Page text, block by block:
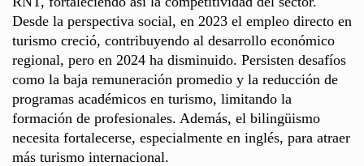
Desde la perspectiva social, en 2023 el empleo directo en
turismo creció, contribuyendo al desarrollo económico
regional, pero en 2024 ha disminuido. Persisten desafíos
como la baja remuneración promedio y la reducción de
programas académicos en turismo, limitando la
formación de profesionales. Además, el bilingüismo
necesita fortalecerse, especialmente en inglés, para atraer
más turismo internacional.